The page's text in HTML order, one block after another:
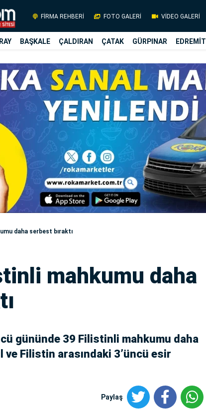
FİRMA REHBERİ FOTO GALERİ VİDEO GALERİ
BAŞKALE ÇALDIRAN ÇATAK GÜRPINAR EDREMİT
daha serbest bıraktı
mahkumu daha
gününde 39 Filistinli mahkumu daha
ve Filistin arasındaki 3’üncü esir
Paylaş